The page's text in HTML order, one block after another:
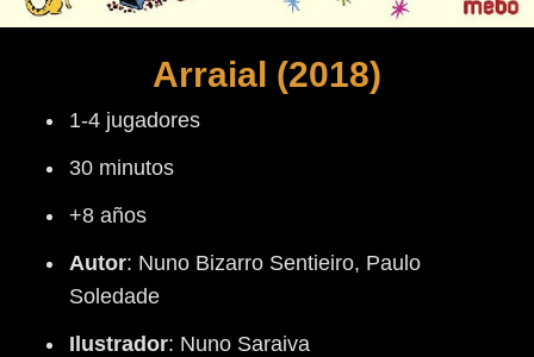
Arraial (2018)
1-4 jugadores
30 minutos
+8 años
Autor: Nuno Bizarro Sentieiro, Paulo
Soledade
Ilustrador: Nuno Saraiva